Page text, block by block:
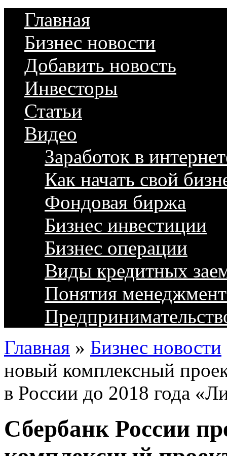
Главная
Бизнес новости
Добавить новость
Инвесторы
Статьи
Видео
Заработок в
Как начать свой
Фондовая биржа
Бизнес инвестиции
Бизнес операции
Виды кредитных
Понятия
Главная » Бизнес новости
новый комплексный
в России до 2018 года
Сбербанк России